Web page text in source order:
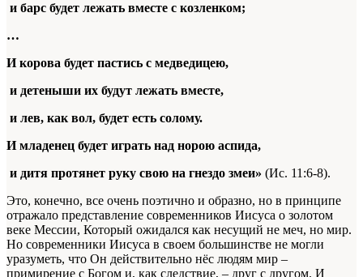
и барс будет лежать вместе с козленком;
…
И корова будет пастись с медведицею,
и детеныши их будут лежать вместе,
и лев, как вол, будет есть солому.
И младенец будет играть над норою аспида,
и дитя протянет руку свою на гнездо змеи» (Ис. 11:6-8).
Это, конечно, все очень поэтично и образно, но в принципе
отражало представление современников Иисуса о золотом
веке Мессии, Который ожидался как несущий не меч, но мир.
Но современники Иисуса в своем большинстве не могли
уразуметь, что Он действительно нёс людям мир –
примирение с Богом и, как следствие, – друг с другом. И